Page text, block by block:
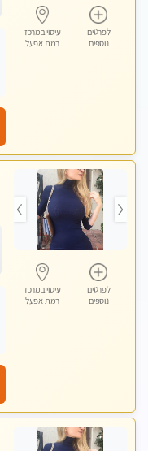
לפרטים
נוספים
עיסוי במרכז
רמת אפעל
לפרטים
נוספים
עיסוי במרכז
רמת אפעל